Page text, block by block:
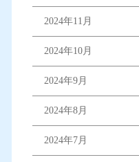
2024年11月
2024年10月
2024年9月
2024年8月
2024年7月